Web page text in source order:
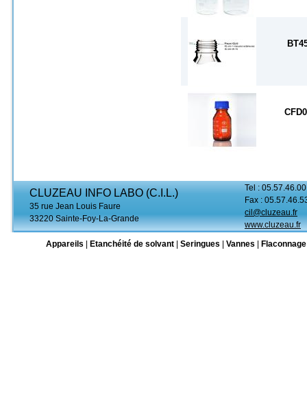
CLUZEAU INFO LABO (C.I.L.)
35 rue Jean Louis Faure
33220 Sainte-Foy-La-Grande
Tel :
Fax :
cil@cluzeau.fr
www.cluzeau.fr
Appareils
Etanchéité de solvant Seringues Vannes Flaconnage